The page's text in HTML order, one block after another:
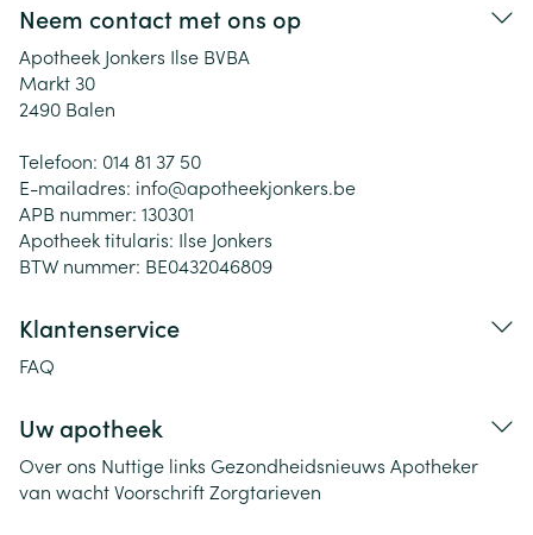
Neem contact met ons op
Apotheek Jonkers Ilse BVBA
Markt 30
2490 Balen
Telefoon: 014 81 37 50
E-mailadres: info@apotheekjonkers.be
APB nummer: 130301
Apotheek titularis: Ilse Jonkers
BTW nummer: BE0432046809
Klantenservice
FAQ
Uw apotheek
Over ons Nuttige links Gezondheidsnieuws Apotheker
van wachtVoorschriftZorgtarieven